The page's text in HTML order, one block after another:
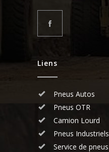
Liens
Pneus Autos
Pneus OTR
Camion Lourd
Pneus Industriels
Service de pneus